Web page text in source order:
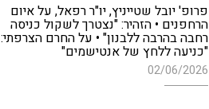
פרופ' יובל שטייניץ, יו"ר רפאל, על איום
הרחפנים • הזהיר: "נצטרך לשקול כניסה
רחבה בהרבה ללבנון" • על החרם הצרפתי:
"כניעה ללחץ של אנטישמים"
02/06/2026